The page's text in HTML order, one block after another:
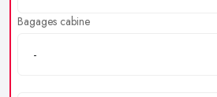
Bagages cabine